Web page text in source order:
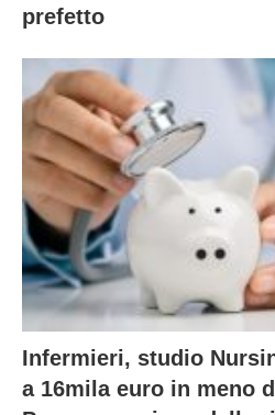
prefetto
Infermieri, studio
a 16mila euro in meno